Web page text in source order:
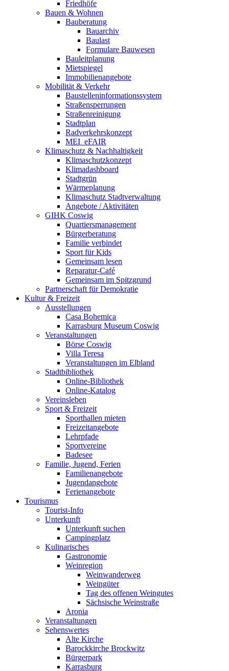
Friedhöfe
Bauen & Wohnen
Bauberatung
Bauarchiv
Baulast
Formulare Bauwesen
Bauleitplanung
Mietspiegel
Immobilienangebote
Mobilität & Verkehr
Baustelleninformationssystem
Straßensperrungen
Straßenreinigung
Stadtplan
Radverkehrskonzept
MEI_eFAIR
Klimaschutz & Nachhaltigkeit
Klimaschutzkonzept
Klimadashboard
Stadtgrün
Wärmeplanung
Klimaschutz Stadtverwaltung
Angebote / Aktivitäten
GIHK Coswig
Quartiersmanagement
Bürgerberatung
Familie verbindet
Sport für Kids
Gemeinsam lesen
Reparatur-Café
Gemeinsam im Spitzgrund
Partnerschaft für Demokratie
Kultur & Freizeit
Ausstellungen
Casa Bohemica
Karrasburg Museum Coswig
Veranstaltungen
Börse Coswig
Villa Teresa
Veranstaltungen im Elbland
Stadtbibliothek
Online-Bibliothek
Online-Katalog
Vereinsleben
Sport & Freizeit
Sporthallen mieten
Freizeitangebote
Lehrpfade
Sportvereine
Badesee
Familie, Jugend, Ferien
Familienangebote
Jugendangebote
Ferienangebote
Tourismus
Tourist-Info
Unterkunft
Unterkunft suchen
Campingplatz
Kulinarisches
Gastronomie
Weinregion
Weinwanderweg
Weingüter
Tag des offenen Weingutes
Sächsische Weinstraße
Aronia
Veranstaltungen
Sehenswertes
Alte Kirche
Barockkirche Brockwitz
Bürgerpark
Karrasburg